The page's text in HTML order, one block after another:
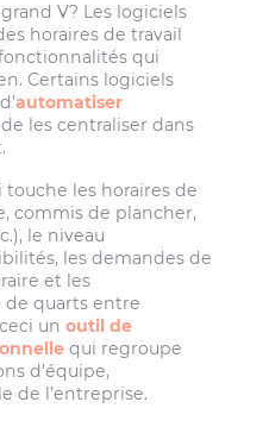
V? Les logiciels
horaires de travail
qui
Certains logiciels
automatiser
les centraliser dans
touche les horaires de
commis de plancher,
le niveau
les demandes de
et les
de quarts entre
unoutil de
qui regroupe
d’équipe,
de l’entreprise.